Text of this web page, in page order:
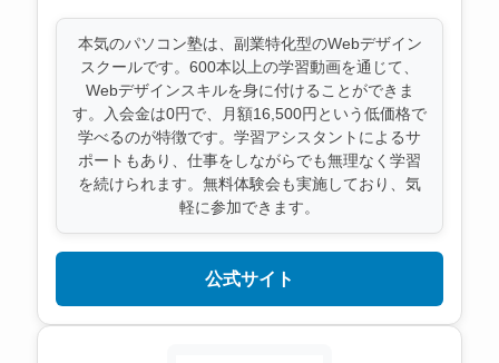
本気のパソコン塾は、副業特化型のWebデザイン
スクールです。600本以上の学習動画を通じて、
Webデザインスキルを身に付けることができま
す。入会金は0円で、月額16,500円という低価格で
学べるのが特徴です。学習アシスタントによるサ
ポートもあり、仕事をしながらでも無理なく学習
を続けられます。無料体験会も実施しており、気
軽に参加できます。
公式サイト